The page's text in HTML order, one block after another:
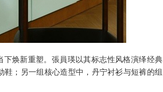
焕新重塑。張員瑛以其标志性风格演绎经典
；另一组核心造型中，丹宁衬衫与短裤的组